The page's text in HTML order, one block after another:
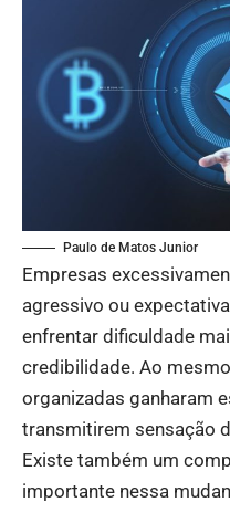
Paulo de Matos Junior
Empresas
agressivo ou
enfrentar dificuldade
credibilidade. Ao
organizadas ganharam
transmitirem sensação
Existe também um
importante nessa